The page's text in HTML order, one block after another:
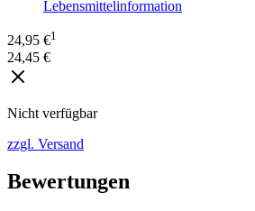
Lebensmittelinformation
24,95 €1
24,45 €
Nicht verfügbar
zzgl. Versand
Bewertungen